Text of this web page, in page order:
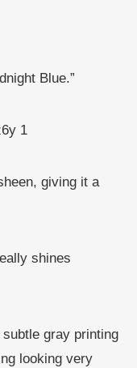
Blue.”
giving it a
shines
gray printing
looking very